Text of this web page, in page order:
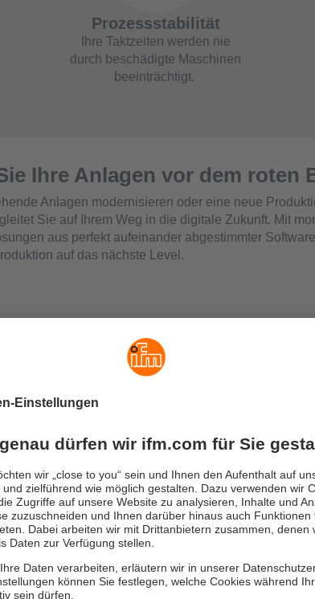
Prozessstabilität
Ihre Taktzeiten werden nie
durch beschädigte Maschinen
beeinträchtigt.
Ihre Anlagen vor dem roten
Anlagen modernisieren oder eine neue
Sie auf Ihrem Weg in die digitale Zukunft. Mit
aus perfekt aufeinander abgestimmter
auf das nächste Level.